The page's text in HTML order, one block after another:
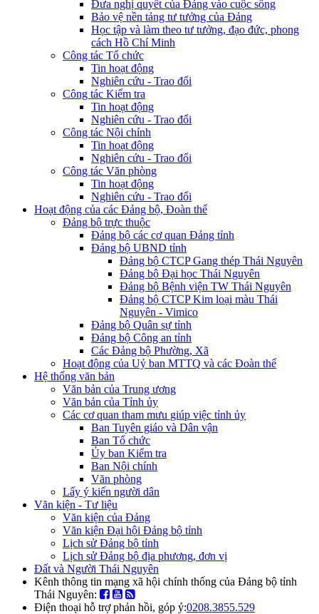
Đưa nghị quyết của Đảng vào cuộc sống
Bảo vệ nền tảng tư tưởng của Đảng
Học tập và làm theo tư tưởng, đạo đức, phong
cách Hồ Chí Minh
Công tác Tổ chức
Tin hoạt động
Nghiên cứu - Trao đổi
Công tác Kiểm tra
Tin hoạt động
Nghiên cứu - Trao đổi
Công tác Nội chính
Tin hoạt động
Nghiên cứu - Trao đổi
Công tác Văn phòng
Tin hoạt động
Nghiên cứu - Trao đổi
Hoạt động của các Đảng bộ, Đoàn thể
Đảng bộ trực thuộc
Đảng bộ các cơ quan Đảng tỉnh
Đảng bộ UBND tỉnh
Đảng bộ CTCP Gang thép Thái Nguyên
Đảng bộ Đại học Thái Nguyên
Đảng bộ Bệnh viện TW Thái Nguyên
Đảng bộ CTCP Kim loại màu Thái
Nguyên - Vimico
Đảng bộ Quân sự tỉnh
Đảng bộ Công an tỉnh
Các Đảng bộ Phường, Xã
Hoạt động của Uỷ ban MTTQ và các Đoàn thể
Hệ thống văn bản
Văn bản của Trung ương
Văn bản của Tỉnh ủy
Các cơ quan tham mưu giúp việc tỉnh ủy
Ban Tuyên giáo và Dân vận
Ban Tổ chức
Ủy ban Kiểm tra
Ban Nội chính
Văn phòng
Lấy ý kiến người dân
Văn kiện - Tư liệu
Văn kiện của Đảng
Văn kiện Đại hội Đảng bộ tỉnh
Lịch sử Đảng bộ tỉnh
Lịch sử Đảng bộ địa phương, đơn vị
Đất và Người Thái Nguyên
Kênh thông tin mạng xã hội chính thống của Đảng bộ tỉnh
Thái Nguyên:
Điện thoại hỗ trợ phản hồi, góp ý:0208.3855.529